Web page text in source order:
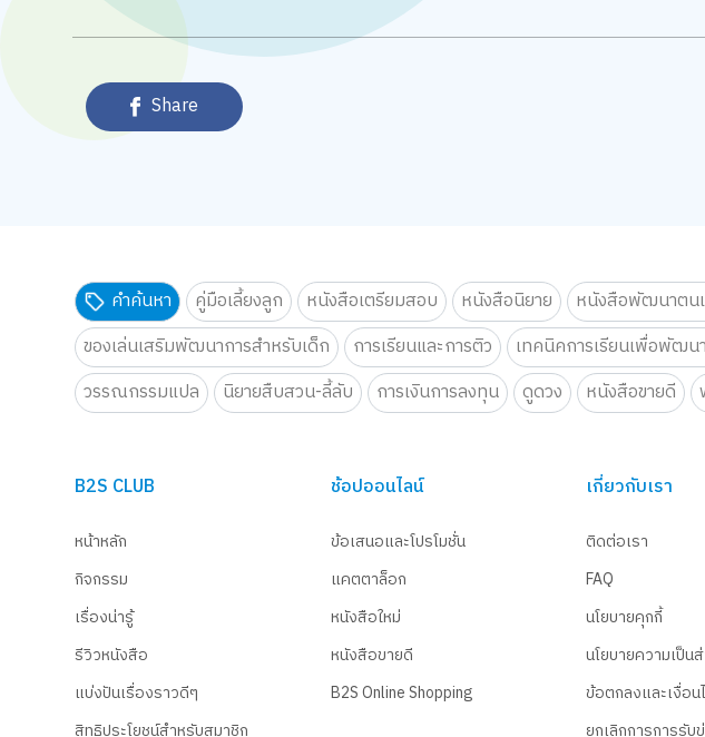
Share
คำค้นหา คู่มือเลี้ยงลูก หนังสือเตรียมสอบ หนังสือนิยาย หนังสือพัฒนาตน
ของเล่นเสริมพัฒนาการสำหรับเด็ก
การเรียนและการติว เทคนิคการเรียนเพื่อพัฒน
วรรณกรรมแปล
นิยายสืบสวน-ลี้ลับ การเงินการลงทุน ดูดวง หนังสือขายดี
B2S CLUB
หน้าหลัก
กิจกรรม
เรื่องน่ารู้
รีวิวหนังสือ
แบ่งปันเรื่องราวดีๆ
สิทธิประโยชน์สำหรับสมาชิก
ช้อปออนไลน์
ข้อเสนอและโปรโมชั่น
แคตตาล็อก
หนังสือใหม่
หนังสือขายดี
B2S Online Shopping
เกี่ยวกับเรา
ติดต่อเรา
FAQ
นโยบายคุกกี้
นโยบายความเป็น
ข้อตกลงและเงื่อน
ยกเลิกการการรับ